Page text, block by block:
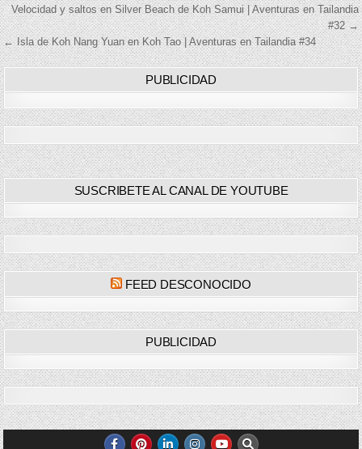
Navegación
de
entradas
Velocidad y saltos en Silver Beach de Koh Samui | Aventuras en Tailandia
#32 →
← Isla de Koh Nang Yuan en Koh Tao | Aventuras en Tailandia #34
PUBLICIDAD
SUSCRIBETE AL CANAL DE YOUTUBE
FEED DESCONOCIDO
PUBLICIDAD